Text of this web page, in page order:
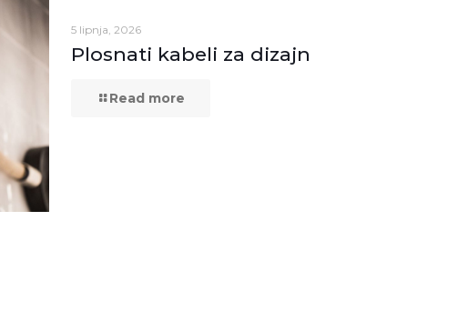
5 lipnja, 2026
Plosnati kabeli za dizajn
Read more